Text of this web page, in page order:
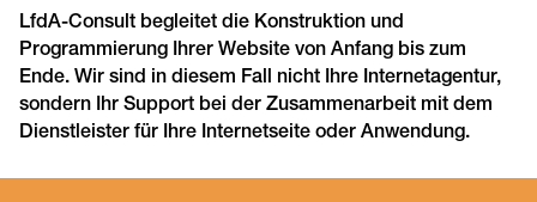
LfdA-Consult begleitet die Konstruktion und
Programmierung Ihrer Website von Anfang bis zum
Ende. Wir sind in diesem Fall nicht Ihre Internetagentur,
sondern Ihr Support bei der Zusammenarbeit mit dem
Dienstleister für Ihre Internetseite oder Anwendung.